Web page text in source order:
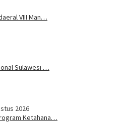
VIII Man…
Sulawesi …
2026
Ketahana…